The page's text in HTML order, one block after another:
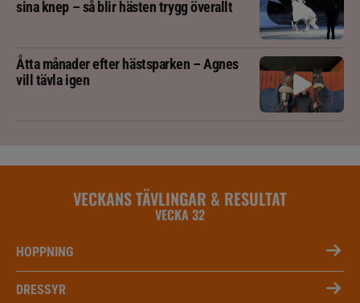
sina knep – så blir hästen trygg överallt
Åtta månader efter hästsparken – Agnes
vill tävla igen
VECKANS TÄVLINGAR & RESULTAT
VECKA 32
HOPPNING
DRESSYR